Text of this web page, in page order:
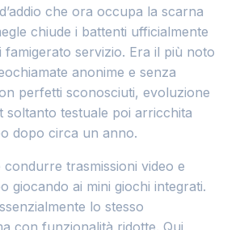
che ora occupa la scarna
chiude i battenti ufficialmente
famigerato servizio. Era il più noto
anonime e senza
perfetti sconosciuti, evoluzione
soltanto testuale poi arricchita
dopo circa un anno.
trasmissioni video e
giocando ai mini giochi integrati.
lo stesso
con funzionalità ridotte. Qui